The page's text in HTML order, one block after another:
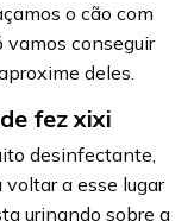
o cão com
vamos conseguir
deles.
fez xixi
desinfectante,
a esse lugar
urinando sobre a